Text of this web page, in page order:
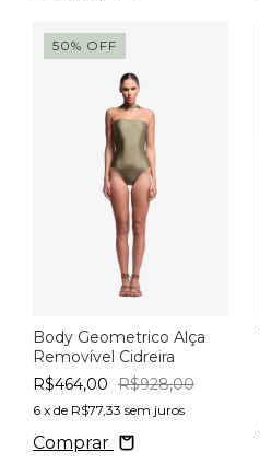
50% OFF
Body Geometrico Alça
Removível Cidreira
R$464,00 R$928,00
6 x de R$77,33 sem juros
Comprar